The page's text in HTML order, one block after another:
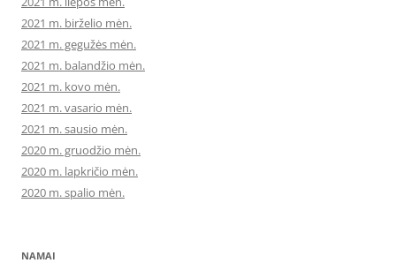
2021 m. birželio mėn.
2021 m. gegužės mėn.
2021 m. balandžio mėn.
2021 m. kovo mėn.
2021 m. vasario mėn.
2021 m. sausio mėn.
2020 m. gruodžio mėn.
2020 m. lapkričio mėn.
2020 m. spalio mėn.
NAMAI